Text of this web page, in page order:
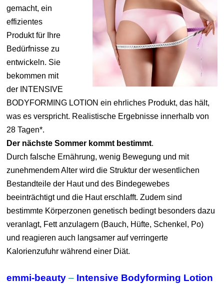
gemacht, ein
effizientes
Produkt für Ihre
Bedürfnisse zu
entwickeln. Sie
bekommen mit
der INTENSIVE
BODYFORMING LOTION ein ehrliches Produkt, das hält,
was es verspricht. Realistische Ergebnisse innerhalb von
28 Tagen*.
Der nächste Sommer kommt bestimmt.
Durch falsche Ernährung, wenig Bewegung und mit
zunehmendem Alter wird die Struktur der wesentlichen
Bestandteile der Haut und des Bindegewebes
beeinträchtigt und die Haut erschlafft. Zudem sind
bestimmte Körperzonen genetisch bedingt besonders dazu
veranlagt, Fett anzulagern (Bauch, Hüfte, Schenkel, Po)
und reagieren auch langsamer auf verringerte
Kalorienzufuhr während einer Diät.
emmi-beauty – Intensive Bodyforming Lotion